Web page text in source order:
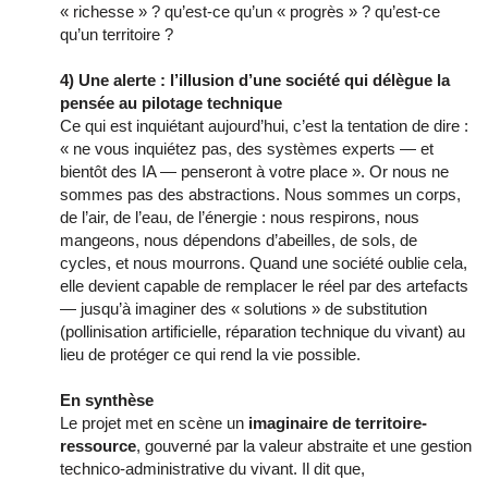
« richesse » ? qu’est-ce qu’un « progrès » ? qu’est-ce
qu’un territoire ?
4) Une alerte : l’illusion d’une société qui délègue la
pensée au pilotage technique
Ce qui est inquiétant aujourd’hui, c’est la tentation de dire :
« ne vous inquiétez pas, des systèmes experts — et
bientôt des IA — penseront à votre place ». Or nous ne
sommes pas des abstractions. Nous sommes un corps,
de l’air, de l’eau, de l’énergie : nous respirons, nous
mangeons, nous dépendons d’abeilles, de sols, de
cycles, et nous mourrons. Quand une société oublie cela,
elle devient capable de remplacer le réel par des artefacts
— jusqu’à imaginer des « solutions » de substitution
(pollinisation artificielle, réparation technique du vivant) au
lieu de protéger ce qui rend la vie possible.
En synthèse
Le projet met en scène un imaginaire de territoire-
ressource, gouverné par la valeur abstraite et une gestion
technico-administrative du vivant. Il dit que,